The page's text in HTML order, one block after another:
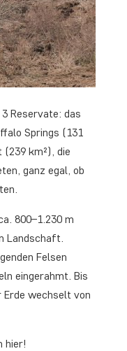
Reservate: das
Springs (131
km²), die
ganz egal, ob
800–1.230 m
Landschaft.
Felsen
eingerahmt. Bis
Erde wechselt von
hier!